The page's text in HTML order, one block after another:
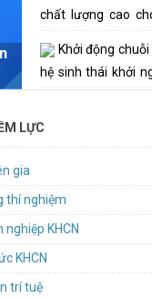
chất lượng cao
Khởi động
hệ sinh thái khởi
Việt - Hàn 2026
giải quyết những
của Thành phố
trao đổi định
giáo dục và công
LỰC
gia
thí nghiệm
nghiệp KHCN
KHCN
trí tuệ